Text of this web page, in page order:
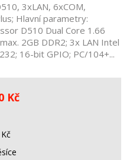
3xLAN, 6xCOM,
Hlavní parametry:
D510 Dual Core 1.66
2GB DDR2; 3x LAN Intel
16-bit GPIO; PC/104+...
Kč
Kč